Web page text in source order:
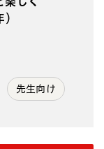
先生向け